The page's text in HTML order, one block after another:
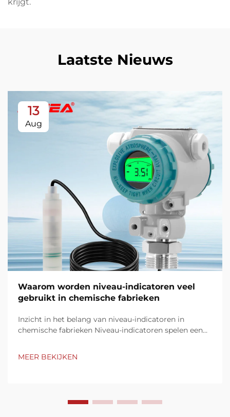
Laatste Nieuws
13
Aug
Waarom worden niveau-indicatoren veel
gebruikt in chemische fabrieken
Inzicht in het belang van niveau-indicatoren in
chemische fabrieken Niveau-indicatoren spelen een
van vloeistofniveaus in tanks, reactoren en
productieverliezen worden vermeden. Deze
MEER BEKIJKEN